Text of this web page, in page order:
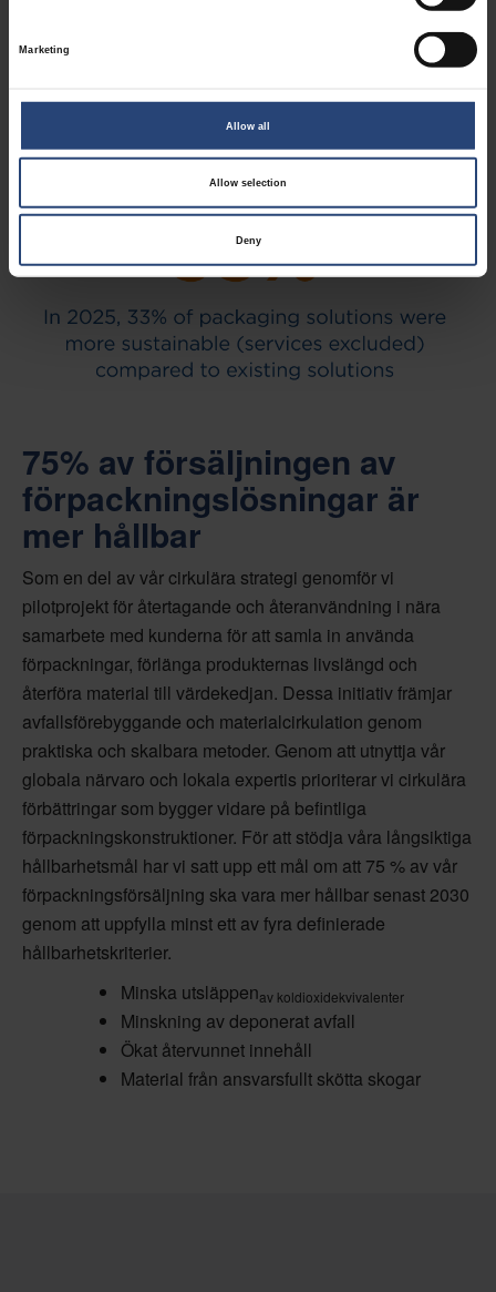
Marketing
Allow all
Allow selection
Deny
75% av försäljningen av
förpackningslösningar är
mer hållbar
Som en del av vår cirkulära strategi genomför vi
pilotprojekt för återtagande och återanvändning i nära
samarbete med kunderna för att samla in använda
förpackningar, förlänga produkternas livslängd och
återföra material till värdekedjan. Dessa initiativ främjar
avfallsförebyggande och materialcirkulation genom
praktiska och skalbara metoder. Genom att utnyttja vår
globala närvaro och lokala expertis prioriterar vi cirkulära
förbättringar som bygger vidare på befintliga
förpackningskonstruktioner. För att stödja våra långsiktiga
hållbarhetsmål har vi satt upp ett mål om att 75 % av vår
förpackningsförsäljning ska vara mer hållbar senast 2030
genom att uppfylla minst ett av fyra definierade
hållbarhetskriterier.
Minska utsläppenav koldioxidekvivalenter
Minskning av deponerat avfall
Ökat återvunnet innehåll
Material från ansvarsfullt skötta skogar